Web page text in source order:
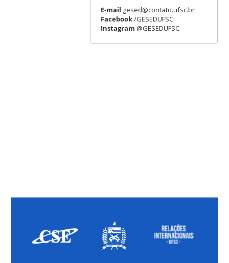
E-mail gesed@contato.ufsc.br
Facebook/GESEDUFSC
Instagram @GESEDUFSC